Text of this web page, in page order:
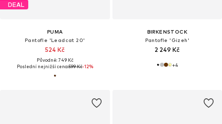
DEAL
PUMA
Pantofle 'Leadcat 20'
524 Kč
Původně: 749 Kč
Poslední nejnižší cena:599 Kč-12%
BIRKENSTOCK
Pantofle 'Gizeh'
2 249 Kč
+4